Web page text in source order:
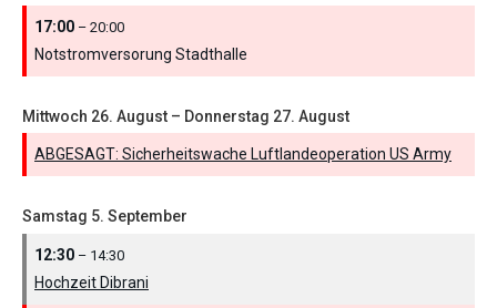
17:00 – 20:00
Notstromversorung Stadthalle
Mittwoch 26. August – Donnerstag 27. August
ABGESAGT: Sicherheitswache Luftlandeoperation US Army
Samstag 5. September
12:30 – 14:30
Hochzeit Dibrani